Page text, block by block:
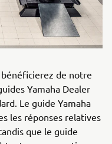
de notre
Yamaha Dealer
Le guide Yamaha
les réponses relatives
que le guide